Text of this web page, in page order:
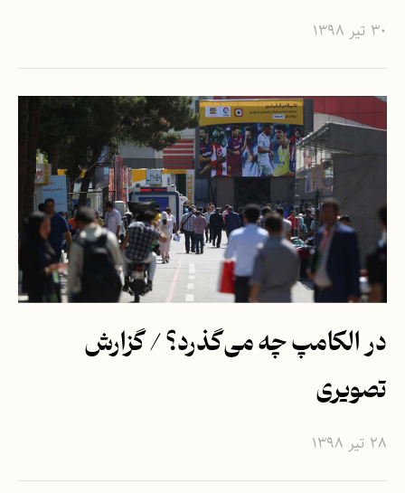
۳۰ تیر ۱۳۹۸
در الکامپ چه می‌گذرد؟ / گزارش
تصویری
۲۸ تیر ۱۳۹۸